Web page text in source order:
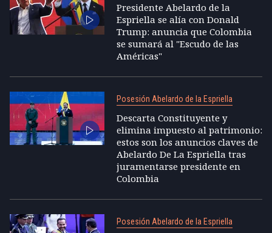
Presidente Abelardo de la
Espriella se alía con Donald
Trump: anuncia que Colombia
se sumará al "Escudo de las
Américas"
Posesión Abelardo de la Espriella
Descarta Constituyente y
elimina impuesto al patrimonio:
estos son los anuncios claves de
Abelardo De La Espriella tras
juramentarse presidente en
Colombia
Posesión Abelardo de la Espriella